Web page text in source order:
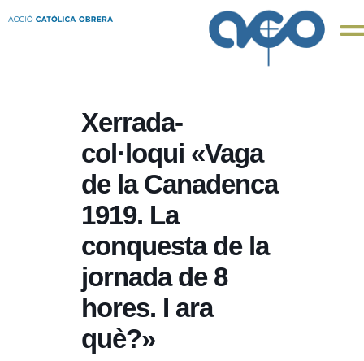
Xerrada-
col·loqui «Vaga
de la Canadenca
1919. La
conquesta de la
jornada de 8
hores. I ara
què?»